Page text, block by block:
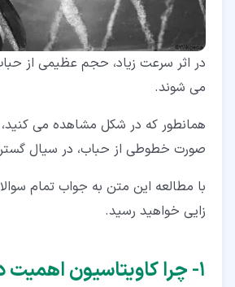
۴‏-‏۲‏- پدیده کاویتاسیون در پمپ چیست؟
۵‏- کاربرد کاویتاسیون
در اثر سرعت زیاد، حجم عظیمی از
می شوند.
همانطور که در شکل مشاهده می کنید،
صورت خطوطی از حباب، در سیال
با مطالعه این متن به جواب تمام
زایی خواهید رسید.
۱‏- چرا کاویتاسیون اهمیت دارد؟